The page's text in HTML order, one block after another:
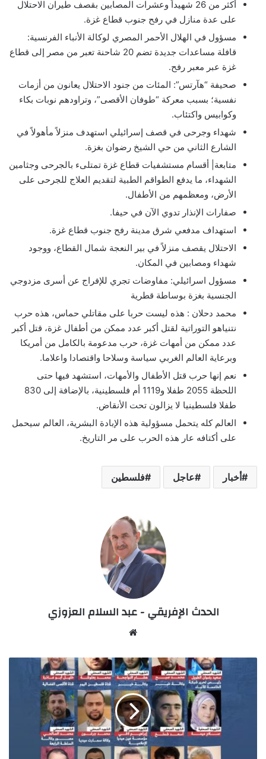
أكثر من 26 شهيداً وعشرات المصابين بقصف طيران الاحتلال
على عدة منازل في رفح جنوب قطاع غزة.
مسؤول في الهلال الأحمر المصري لوكالة الأنباء الفرنسية:
قافلة مساعدات جديدة تضم 20 شاحنة تعبر من مصر إلى قطاع
غزة عبر معبر رفح.
صحيفة “هآرتس”: المئات من جنود الاحتلال يعانون من أزمات
نفسية؛ بسبب معركة “طوفان الأقصى”، وتراودهم نوبات بكاء
وكوابيس واكتئاب.
شهداء وجرحى في قصف إسرائيلي استهدف منزلاً مأهولاً في
الشارع الثاني من حي الشيخ رضوان بغزة.
متابعة| أقسام مستشفيات قطاع غزة تمتلىء بالجرحى وجثامين
الشهداء، ما يدفع الطواقم الطبية لتقديم العلاج للجرحى على
الأرض، ومعظمهم من الأطفال.
صفارات الإنذار تدوي الآن في حيفا.
استهداف مدفعي شرق مدينة رفح جنوب قطاع غزة.
الاحتلال يقصف منزلاً في بير النعجة شمال القطاع، ووجود
شهداء ومصابين في المكان.
مسؤول اسرائيلي: مفاوضات تجري للإفراج عن أسرى مزدوجي
الجنسية بغزة بوساطة قطرية
محمد دحلان : هذه ليست حربا على مقاتلي حماس، هذه حرب
نتنياهو التوراتية لقتل أكبر عدد ممكن من أطفال غزة، قتل أكبر
عدد ممكن من أمهات غزة، حرب مدعومة بالكامل من أمريكا
وبرعاية العالم الغربي سياسة وسلاحا واقتصادا واعلاما.
نعم إنها حرب قتل الأطفال والأمهات، استشهد فيها حتى
اللحظة 2055 طفلا و1119 أم فلسطينية، بالإضافة إلى 830
طفلا فلسطينيا لا يزالون تحت الأنقاض.
العالم كله يتحمل مسؤولية هذه الإبادة البشرية، العالم سيحمل
على أكتافه عار هذه الحرب على مر التاريخ.
أخبار عاجل فلسطين
الحدث الإفريقي - عبد السلام العزوزي